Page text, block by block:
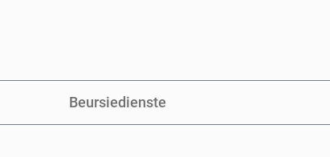
Beursiedienste